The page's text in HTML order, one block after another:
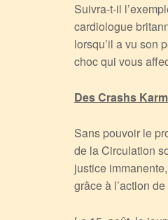
Suivra-t-il
cardiologue
lorsqu’il a vu son
choc qui vous
Des Crashs
Sans pouvoir le
de la Circulation
justice
grâce à l’action